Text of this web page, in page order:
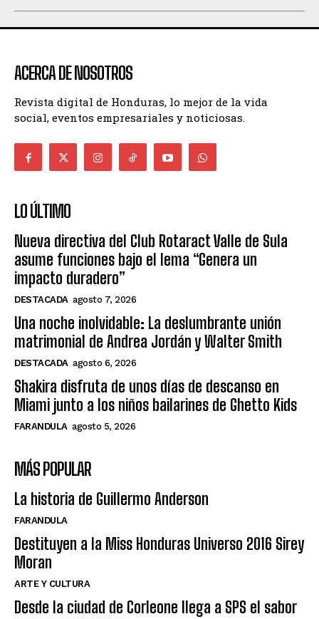
ACERCA DE NOSOTROS
Revista digital de Honduras, lo mejor de la vida
social, eventos empresariales y noticiosas.
LO ÚLTIMO
Nueva directiva del Club Rotaract Valle de Sula
asume funciones bajo el lema “Genera un
impacto duradero”
DESTACADA agosto 7, 2026
Una noche inolvidable: La deslumbrante unión
matrimonial de Andrea Jordán y Walter Smith
DESTACADA agosto 6, 2026
Shakira disfruta de unos días de descanso en
Miami junto a los niños bailarines de Ghetto Kids
FARANDULA agosto 5, 2026
MÁS POPULAR
La historia de Guillermo Anderson
FARANDULA
Destituyen a la Miss Honduras Universo 2016 Sirey
Moran
ARTE Y CULTURA
Desde la ciudad de Corleone llega a SPS el sabor